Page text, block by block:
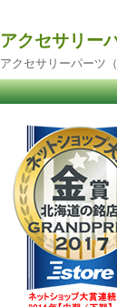
アクセサリー
アクセサリーパーツ